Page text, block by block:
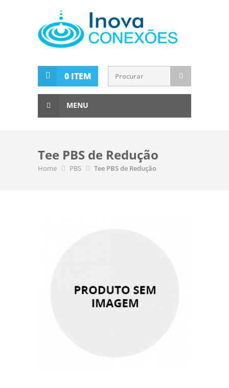
0 ITEM
MENU
Tee PBS de Redução
Home PBS Tee PBS de Redução